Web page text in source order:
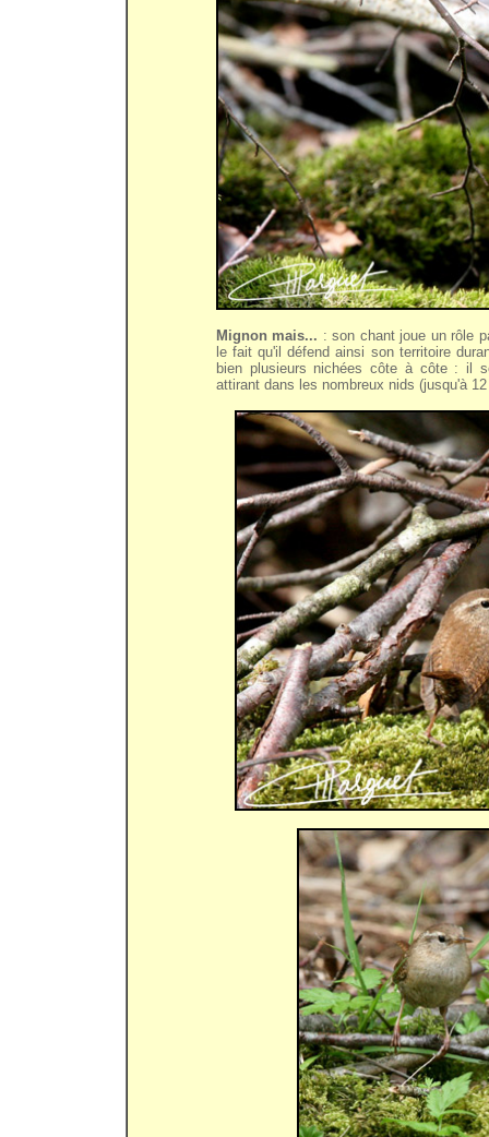
Mignon mais... : son chant joue un rôle
le fait qu'il défend ainsi son territoire
bien plusieurs nichées côte à côte : il
attirant dans les nombreux nids (jusqu'à